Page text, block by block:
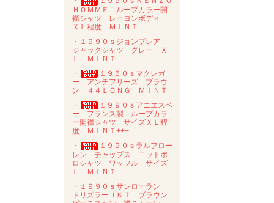
ＨＯＭＭＥ ループカラー開
襟シャツ レーヨンボディ
ＸＬ程度 ＭＩＮＴ
・１９９０ｓジョンブレア
ジャックシャツ グレー Ｘ
Ｌ ＭＩＮＴ
・
１９５０ｓマクレガ
ー アンチフリーズ ブラウ
ン ４４ＬＯＮＧ ＭＩＮＴ
・
１９９０ｓアニエスベ
ー フランス製 ループカラ
ー開襟シャツ サイズＸＬ程
度 ＭＩＮＴ+++
・
１９９０ｓラルフロー
レン チャップス ニットポ
ロシャツ ワッフル サイズ
Ｌ ＭＩＮＴ
・１９９０ｓサンローラン
ドリズラーＪＫＴ ブラウン